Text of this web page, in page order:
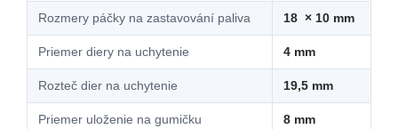
Rozmery páčky na zastavování paliva 18 × 10 mm
Priemer diery na uchytenie 4 mm
Rozteč dier na uchytenie 19,5 mm
Priemer uloženie na gumičku 8 mm